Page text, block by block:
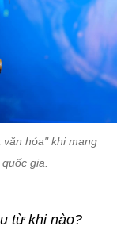
hóa" khi mang
gia.
từ khi nào?